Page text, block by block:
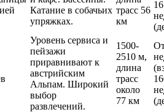
Катание в собачьих
упряжках.
трасс 56
км
Уровень сервиса и
пейзажи
приравнивают к
австрийским
Альпам. Широкий
выбор
развлечений.
1500-
2510 м,
длина
трасс
около
77 км